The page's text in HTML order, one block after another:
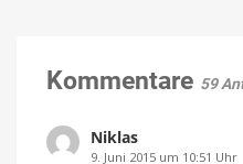
Kommentare 59
Niklas
9. Juni 2015 um 10:51 Uhr